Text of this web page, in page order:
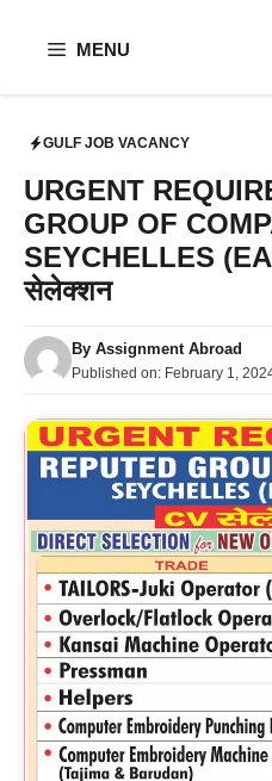
MENU
GULF JOB VACANCY
URGENT
GROUP OF
SEYCHELLES
सेलेक्शन
By Assignment Abroad
Published on: February 1,